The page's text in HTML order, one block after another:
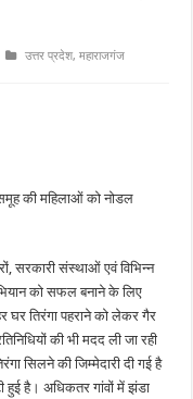
उत्तर प्रदेश,महाराजगंज
की महिलाओं को नोडल
सरकारी संस्थाओं एवं विभिन्न
को सफल बनाने के लिए
घर तिरंगा पहराने को लेकर गैर
की भी मदद ली जा रही
सिलने की जिम्मेदारी दी गई है
हुई है। अधिकतर गांवों में झंडा